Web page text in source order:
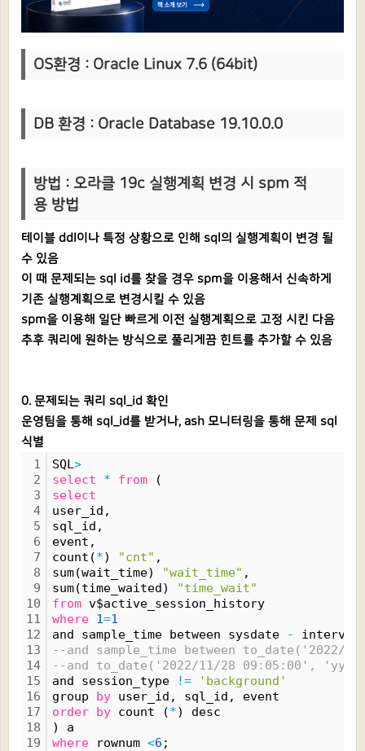
OS환경 : Oracle Linux 7.6 (64bit)
DB 환경 : Oracle Database 19.10.0.0
방법 : 오라클 19c 실행계획 변경 시 spm 적
용 방법
테이블 ddl이나 특정 상황으로 인해 sql의 실행계획이 변경 될
수 있음
이 때 문제되는 sql id를 찾을 경우 spm을 이용해서 신속하게
기존 실행계획으로 변경시킬 수 있음
spm을 이용해 일단 빠르게 이전 실행계획으로 고정 시킨 다음
추후 쿼리에 원하는 방식으로 풀리게끔 힌트를 추가할 수 있음
0. 문제되는 쿼리 sql_id 확인
운영팀을 통해 sql_id를 받거나, ash 모니터링을 통해 문제 sql
식별
1
2
3
4
5
6
7
8
9
10
11
12
13
14
15
16
17
18
19
SQL>
select
* from (
select
user_id,
sql_id,
event,
count(*) "cnt" ,
sum(wait_time)
"wait_time" ,
sum(time_waited)
"time_wait"
from v$active_session_history
where 1=1
and sample_time between sysdate
-
--and sample_time between to_date('2022/
--and to_date('2022/11/28 09:05:00',
and session_type
!=
'background'
group by user_id, sql_id, event
order by count (*) desc
) a
where rownum <6 ;